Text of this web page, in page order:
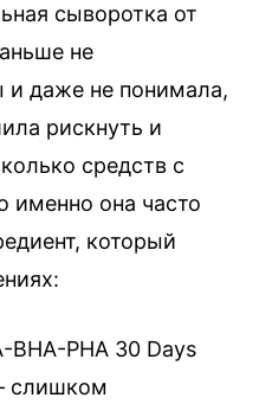
сыворотка от
не
и даже не понимала,
рискнуть и
средств с
именно она часто
который
BHA-PHA 30 Days
слишком